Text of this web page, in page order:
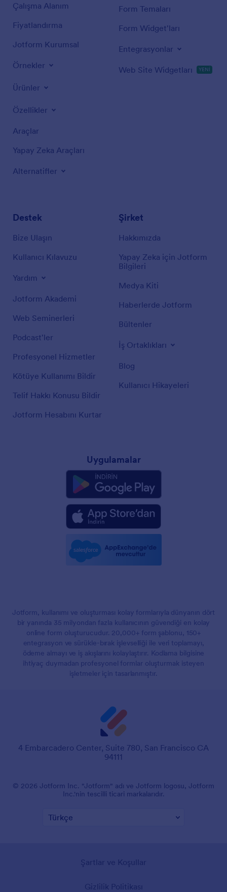
Çalışma Alanım
Fiyatlandırma
Jotform Kurumsal
Örnekler
Ürünler
Özellikler
Araçlar
Yapay Zeka Araçları
Alternatifler
Form Temaları
Form Widget'ları
Entegrasyonlar
Web Site Widgetları YENİ
Destek
Bize Ulaşın
Kullanıcı Kılavuzu
Yardım
Jotform Akademi
Web Seminerleri
Podcast'ler
Profesyonel Hizmetler
Kötüye Kullanımı Bildir
Telif Hakkı Konusu Bildir
Jotform Hesabını Kurtar
Şirket
Hakkımızda
Yapay Zeka için Jotform
Bilgileri
Medya Kiti
Haberlerde Jotform
Bültenler
İş Ortaklıkları
Blog
Kullanıcı Hikayeleri
Uygulamalar
Jotform, kullanımı ve oluşturması kolay formlarıyla dünyanın dört
bir yanında 35 milyondan fazla kullanıcının güvendiği en kolay
online form oluşturucudur. 20,000+ form şablonu, 150+
entegrasyon ve sürükle-bırak işlevselliği ile veri toplamayı,
ödeme almayı ve iş akışlarını kolaylaştırır. Kodlama bilgisine
ihtiyaç duymadan profesyonel formlar oluşturmak isteyen
işletmeler için tasarlanmıştır.
4 Embarcadero Center, Suite 780, San Francisco CA
94111
© 2026 Jotform Inc. "Jotform" adı ve Jotform logosu, Jotform
Inc.'nin tescilli ticari markalarıdır.
Şartlar ve Koşullar
Gizlilik Politikası